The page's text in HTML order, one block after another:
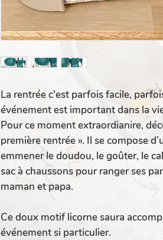
La rentrée c'est parfois facile,
événement est important dans la
Pour ce moment extraordianire,
première rentrée ». Il se compose
emmener le doudou, le goûter, le
sac à chaussons pour ranger ses
maman et papa.
Ce doux motif licorne saura
événement si particulier.